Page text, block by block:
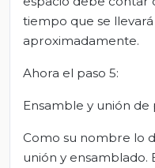
tiempo que se
aproximadamente.
Ahora el paso 5:
Ensamble y unión de
Como su nombre lo
unión y ensamblado.